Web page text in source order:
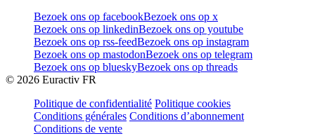
Bezoek ons op facebookBezoek ons op x
Bezoek ons op linkedinBezoek ons op youtube
Bezoek ons op rss-feedBezoek ons op instagram
Bezoek ons op mastodonBezoek ons op telegram
Bezoek ons op blueskyBezoek ons op threads
© 2026 Euractiv FR
Politique de confidentialité Politique cookies
Conditions générales Conditions d’abonnement
Conditions de vente